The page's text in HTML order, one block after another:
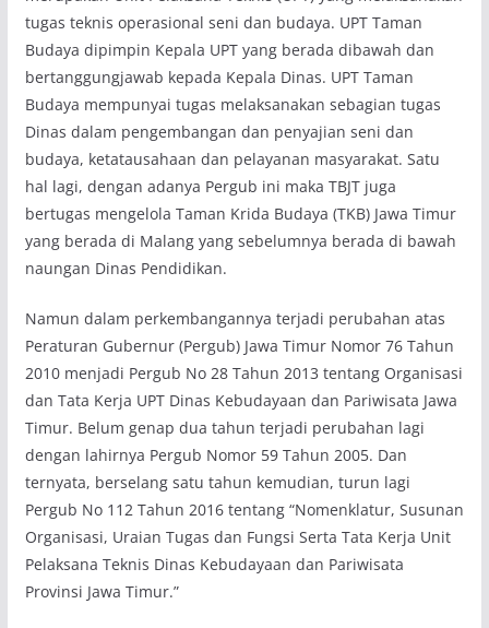
tugas teknis operasional seni dan budaya. UPT Taman
Budaya dipimpin Kepala UPT yang berada dibawah dan
bertanggungjawab kepada Kepala Dinas. UPT Taman
Budaya mempunyai tugas melaksanakan sebagian tugas
Dinas dalam pengembangan dan penyajian seni dan
budaya, ketatausahaan dan pelayanan masyarakat. Satu
hal lagi, dengan adanya Pergub ini maka TBJT juga
bertugas mengelola Taman Krida Budaya (TKB) Jawa Timur
yang berada di Malang yang sebelumnya berada di bawah
naungan Dinas Pendidikan.
Namun dalam perkembangannya terjadi perubahan atas
Peraturan Gubernur (Pergub) Jawa Timur Nomor 76 Tahun
2010 menjadi Pergub No 28 Tahun 2013 tentang Organisasi
dan Tata Kerja UPT Dinas Kebudayaan dan Pariwisata Jawa
Timur. Belum genap dua tahun terjadi perubahan lagi
dengan lahirnya Pergub Nomor 59 Tahun 2005. Dan
ternyata, berselang satu tahun kemudian, turun lagi
Pergub No 112 Tahun 2016 tentang “Nomenklatur, Susunan
Organisasi, Uraian Tugas dan Fungsi Serta Tata Kerja Unit
Pelaksana Teknis Dinas Kebudayaan dan Pariwisata
Provinsi Jawa Timur.”